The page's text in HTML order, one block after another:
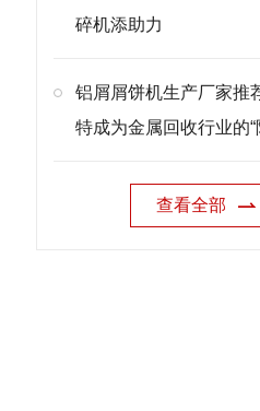
碎机添助力
铝屑屑饼机生产厂家推
特成为金属回收行业的“
查看全部